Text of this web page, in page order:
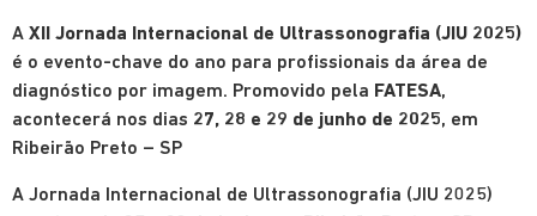
A XII Jornada Internacional de Ultrassonografia (JIU 2025)
é o evento-chave do ano para profissionais da área de
diagnóstico por imagem. Promovido pela FATESA,
acontecerá nos dias 27, 28 e 29 de junho de 2025, em
Ribeirão Preto – SP
A Jornada Internacional de Ultrassonografia (JIU 2025)